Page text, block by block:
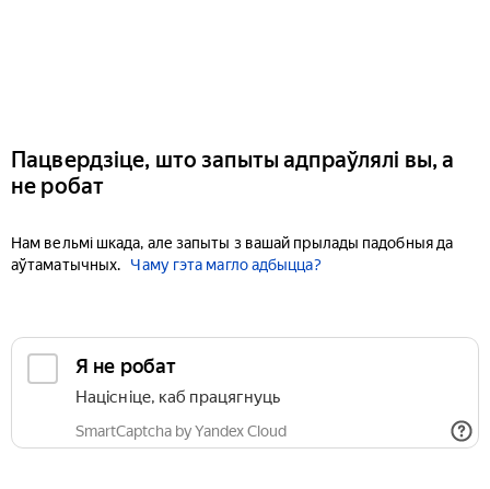
Пацвердзіце, што запыты адпраўлялі вы, а
не робат
Нам вельмі шкада, але запыты з вашай прылады падобныя да
аўтаматычных.
Чаму гэта магло адбыцца?
Я не робат
Націсніце, каб працягнуць
SmartCaptcha by Yandex Cloud